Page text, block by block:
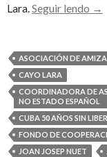
Lara.Seguir lendo
día
31
en
→
ASOCIACIÓN DE
CAYO LARA
COORDINADORA DE
NO ESTADO ESPAÑOL
CUBA 50 AÑOS SIN
FONDO DE
JOAN JOSEP NUET